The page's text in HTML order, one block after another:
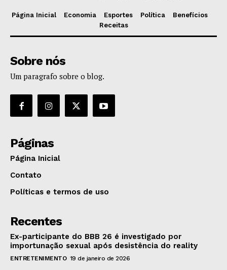
Página Inicial Economia Esportes Política
Benefícios
Receitas
Sobre nós
Um paragrafo sobre o blog.
Páginas
Página Inicial
Contato
Políticas e termos de uso
Recentes
Ex-participante do BBB 26 é investigado por
importunação sexual após desistência do reality
ENTRETENIMENTO 19 de janeiro de 2026